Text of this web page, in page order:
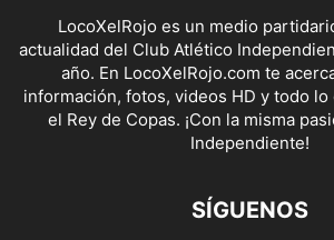
LocoXelRojo es un medio
actualidad del Club Atlético
año. En LocoXelRojo.com te
información, fotos, videos HD y todo
el Rey de Copas. ¡Con la misma
Independiente!
SÍGUENOS